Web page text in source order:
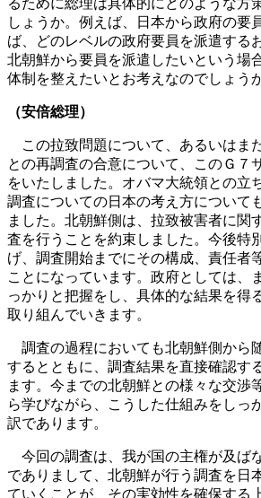
るために総理は具体的にどのような方
しょうか。例えば、日本から政府の要
ば、どのレベルの政府要員を派遣する
北朝鮮から要員を派遣したいという場
体制を整えたいとお考えなのでしょうか
（安倍総理）
この拉致問題について、あるいはま
との再調査の合意について、このＧ７
をいたしました。オバマ大統領との立
調査についての日本の考え方について
ました。北朝鮮側は、拉致被害者に関
査を行うことを約束しました。今後特
げ、調査開始までにその構成、責任者
ことになっています。政府としては、
っかりと把握をし、具体的な結果を得
取り組んでいきます。
調査の過程においても北朝鮮側から
するとともに、調査結果を直接確認す
ます。今までの北朝鮮との様々な交渉
ら学びながら、こうした仕組みをしっ
訳であります。
今回の調査は、我が国の主権が及ば
でありまして、北朝鮮が行う調査を日
ていくことが、その実効性を確保する